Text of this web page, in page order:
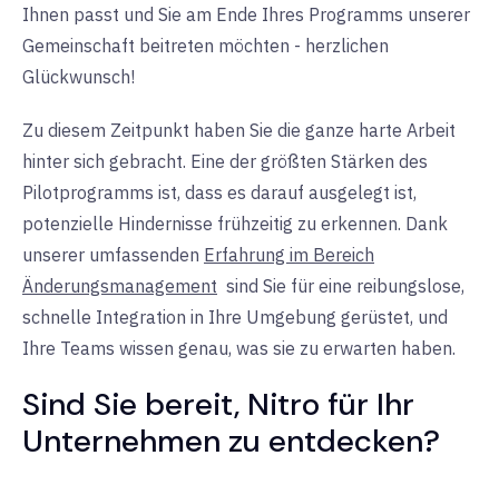
Ihnen passt und Sie am Ende Ihres Programms unserer
Gemeinschaft beitreten möchten - herzlichen
Glückwunsch!
Zu diesem Zeitpunkt haben Sie die ganze harte Arbeit
hinter sich gebracht. Eine der größten Stärken des
Pilotprogramms ist, dass es darauf ausgelegt ist,
potenzielle Hindernisse frühzeitig zu erkennen. Dank
unserer umfassenden Erfahrung im Bereich
Änderungsmanagement sind Sie für eine reibungslose,
schnelle Integration in Ihre Umgebung gerüstet, und
Ihre Teams wissen genau, was sie zu erwarten haben.
Sind Sie bereit, Nitro für Ihr
Unternehmen zu entdecken?